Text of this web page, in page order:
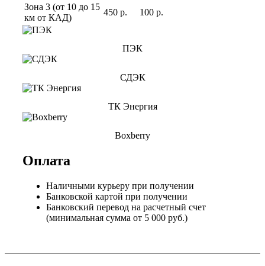
Зона 3 (от 10 до 15
км от КАД)
450 р. 100 р.
ПЭК
СДЭК
ТК Энергия
Boxberry
Оплата
Наличными курьеру при получении
Банковской картой при получении
Банковский перевод на расчетный счет
(минимальная сумма от 5 000 руб.)